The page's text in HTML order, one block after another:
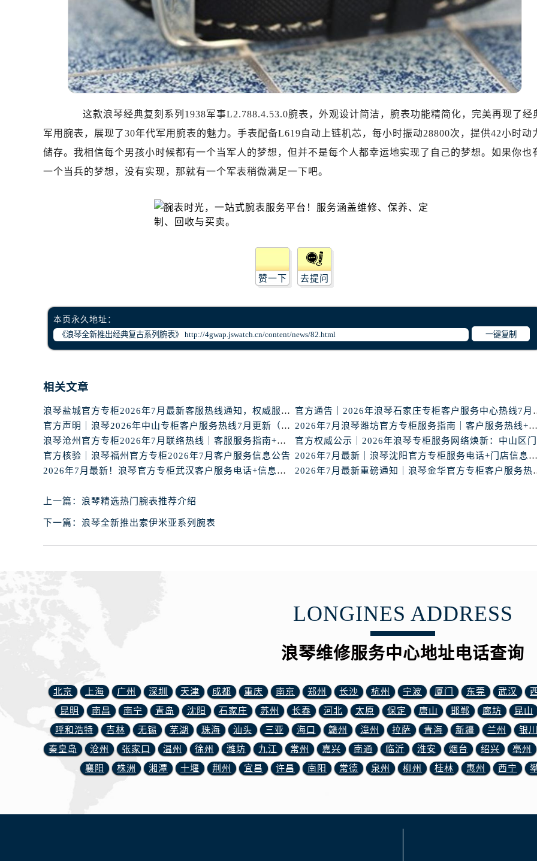
辽宁省本溪市平山区胜利路浪琴售后服务中心（需提前预约）
辽宁省朝阳市双塔区新华路浪琴售后服务中心（需提前预约）
辽宁省丹东市振兴区七经街浪琴售后服务中心（需提前预约）
辽宁省抚顺市新抚区东一路浪琴售后服务中心（需提前预约）
辽宁省阜新市海州区解放大街浪琴售后服务中心（需提前预约）
辽宁省锦州市古塔区中央大街浪琴售后服务中心（需提前预约）
辽宁省辽阳市白塔区新运大街浪琴售后服务中心（需提前预约）
辽宁省盘锦市兴隆台区石油大街浪琴售后服务中心（需提前预约）
辽宁省铁岭市银州区南马路浪琴售后服务中心（需提前预约）
辽宁省沈阳市沈河区中街路137号亨得利名表维修授权店1楼浪琴售后服务中心（需提前预约）
辽宁省沈阳市沈河区中街路83号亨得利名表维修授权店1楼浪琴售后服务中心（需提前预约）
北京市东城区东长安街1号王府井东方广场W3座6层602室浪琴售后服务中心（需提前预约）
河北省保定市竞秀区朝阳北大街北国先天下浪琴售后服务中心（需提前预约）
内蒙古自治区阿拉善盟市左旗土尔扈特大街浪琴售后服务中心（需提前预约）
内蒙古自治区赤峰市红山区哈达街浪琴售后服务中心（需提前预约）
内蒙古自治区鄂尔多斯市东胜区伊金霍洛街浪琴售后服务中心（需提前预约）
内蒙古自治区乌兰察布市集宁区恩和大街浪琴售后服务中心（需提前预约）
内蒙古自治区锡林郭勒盟市锡林浩特市光明街与额尔敦路交叉口浪琴售后服务中心（需提前预约）
内蒙古自治区兴安盟市乌兰浩特市兴安大街浪琴售后服务中心（需提前预约）
山西省大同市平城区迎宾街浪琴售后服务中心（需提前预约）
山西省晋中市榆次区顺城街浪琴售后服务中心（需提前预约）
山西省临汾市尧都区解放路浪琴售后服务中心（需提前预约）
山西省长治市潞州区英雄中路浪琴售后服务中心（需提前预约）
山西省太原市迎泽区迎泽街道解放路15号亨得利名表维修授权店3楼浪琴售后服务中心（需提前预约
天津市和平区赤峰道136号天津国际金融中心26层2603室浪琴售后服务中心（需提前预约）
安徽省蚌埠市蚌山区淮河路浪琴售后服务中心（需提前预约）
安徽省亳州市谯城区魏武大道浪琴售后服务中心（需提前预约）
安徽省池州市贵池区长江路浪琴售后服务中心（需提前预约）
安徽省滁州市琅琊区南谯北路浪琴售后服务中心（需提前预约）
安徽省阜阳市颍州区颍州北路浪琴售后服务中心（需提前预约）
安徽省淮北市相山区淮海路浪琴售后服务中心（需提前预约）
这款浪琴经典复刻系列1938军事L2.788.4.53.0腕表，外观设计简洁，腕表功能精简化，完美再现了经
军用腕表，展现了30年代军用腕表的魅力。手表配备L619自动上链机芯，每小时振动28800次，提供42小时动
储存。我相信每个男孩小时候都有一个当军人的梦想，但并不是每个人都幸运地实现了自己的梦想。如果你也
一个当兵的梦想，没有实现，那就有一个军表稍微满足一下吧。
赞一下 去提问
本页永久地址：
一键复制
相关文章
浪琴盐城官方专柜2026年7月最新客服热线通知，权威服务信息全收录
官方通告｜
官方声明｜浪琴2026年中山专柜客户服务热线7月更新（专柜名录公示）
2026年7月浪琴潍坊官方专柜服务指南｜客户服务热线+门店核验
浪琴沧州官方专柜2026年7月联络热线｜客服服务指南+门店信息
官方核验｜浪琴福州官方专柜2026年7月客户服务信息公告
2026年7月最新｜浪琴沈阳官方专柜服务电话+门店信息综合公示
2026年7月最新！浪琴官方专柜武汉客户服务电话+信息核验权威发布
2026年7月最新重
上一篇： 浪琴精选热门腕表推荐介绍
下一篇： 浪琴全新推出索伊米亚系列腕表
LONGINES ADDRESS
浪琴维修服务中心地址电话查询
北京 上海 广州 深圳 天津 成都 重庆 南京 郑州 长沙 杭州 宁波 厦门 东莞 武汉
昆明
南昌 南宁 青岛 沈阳 石家庄 苏州 长春 河北 太原 保定 唐山 邯郸 廊坊
昆山
呼和浩特
吉林 无锡 芜湖 珠海 汕头 三亚 海口 赣州 漳州 拉萨 青海 新疆 兰州
银
秦皇岛
沧州 张家口 温州 徐州 潍坊 九江 常州 嘉兴 南通 临沂 淮安 烟台 绍兴
亳州
襄阳
株洲 湘潭 十堰 荆州 宜昌 许昌 南阳 常德 泉州 柳州 桂林 惠州 西宁